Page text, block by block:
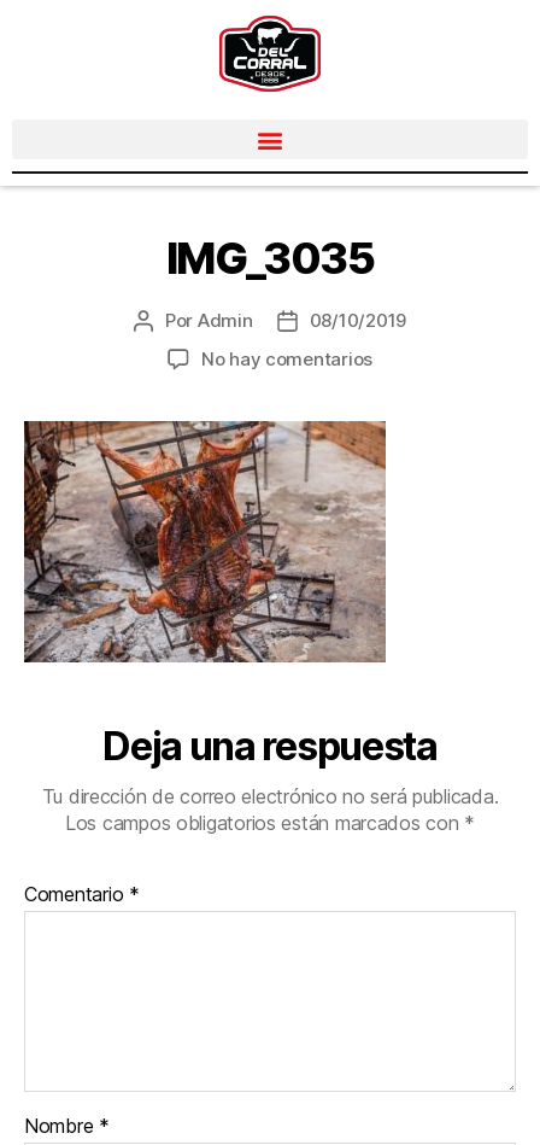
IMG_3035
Por Admin
08/10/2019
No hay comentarios
Deja una respuesta
Tu dirección de correo electrónico no será publicada.
Los campos obligatorios están marcados con *
Comentario *
Nombre *